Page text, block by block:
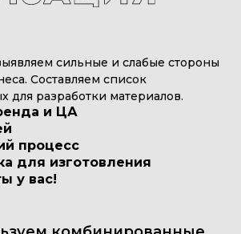
сильные и слабые стороны
Составляем список
для разработки материалов.
и ЦА
процесс
для изготовления
у вас!